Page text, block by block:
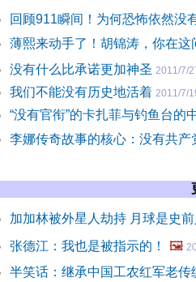
回顾911瞬间！为何恐怖依然没
薄熙来动手了！胡锦涛，你在这
没有什么比承诺更加神圣 2011/7/
我们不能没有历史地活着 2011/7/
“没有官衔”的卡扎菲与钓鱼台的
李娜传奇故事的核心：没有共产
加加林被外星人劫持 月球是史
张德江：我也是被指示的！
🖼️
半笑话：继承中国工农红军老传